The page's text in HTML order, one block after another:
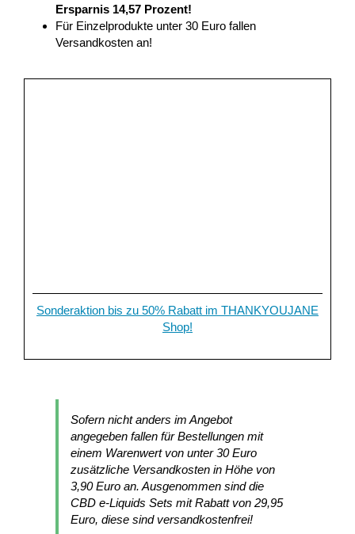
Ersparnis 14,57 Prozent!
Für Einzelprodukte unter 30 Euro fallen
Versandkosten an!
Sonderaktion bis zu 50% Rabatt im THANKYOUJANE
Shop!
Sofern nicht anders im Angebot
angegeben fallen für Bestellungen mit
einem Warenwert von unter 30 Euro
zusätzliche Versandkosten in Höhe von
3,90 Euro an. Ausgenommen sind die
CBD e-Liquids Sets mit Rabatt von 29,95
Euro, diese sind versandkostenfrei!